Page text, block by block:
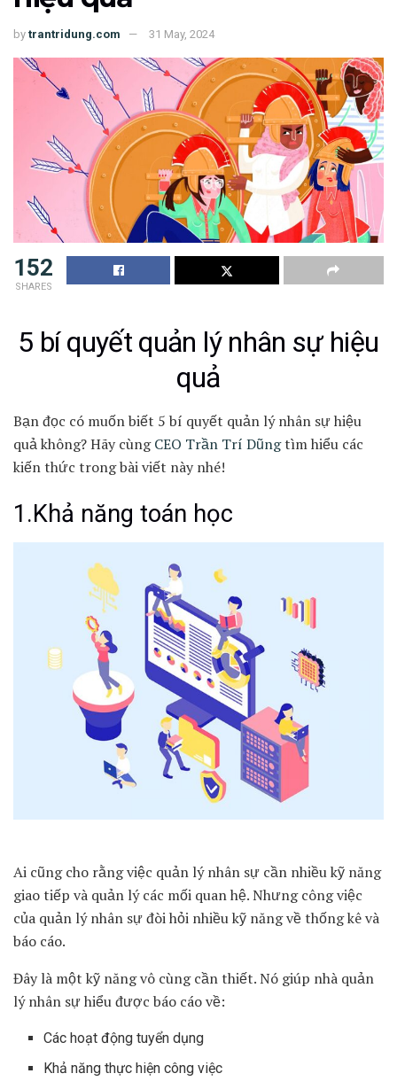
by trantridung.com 31 May, 2024
152
SHARES
5 bí quyết quản lý nhân sự hiệu
quả
Bạn đọc có muốn biết 5 bí quyết quản lý nhân sự hiệu
quả không? Hãy cùngCEO Trần Trí Dũngtìm hiểu các
kiến thức trong bài viết này nhé!
1.Khả năng toán học
Ai cũng cho rằng việc quản lý nhân sự cần nhiều kỹ năng
giao tiếp và quản lý các mối quan hệ. Nhưng công việc
của quản lý nhân sự đòi hỏi nhiều kỹ năng về thống kê và
báo cáo.
Đây là một kỹ năng vô cùng cần thiết. Nó giúp nhà quản
lý nhân sự hiểu được báo cáo về:
Các hoạt động tuyển dụng
Khả năng thực hiện công việc